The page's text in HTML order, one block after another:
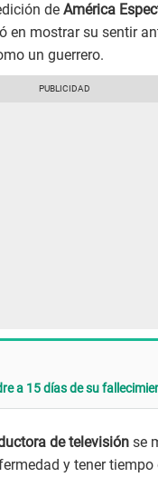
de América
en mostrar su sentir
un guerrero.
a 15 días de su
de televisión se
y tener tiempo